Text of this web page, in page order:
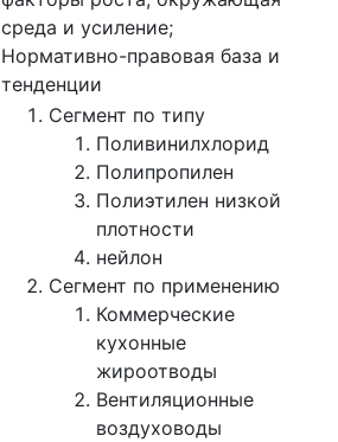
среда и усиление;
Нормативно-правовая база и
тенденции
Сегмент по типу
Поливинилхлорид
Полипропилен
Полиэтилен низкой
плотности
нейлон
Сегмент по применению
Коммерческие
кухонные
жироотводы
Вентиляционные
воздуховоды